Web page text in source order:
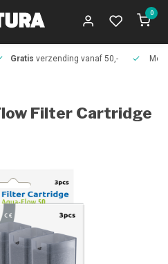
0
Gratis verzending vanaf 50,-
Filter Cartridge